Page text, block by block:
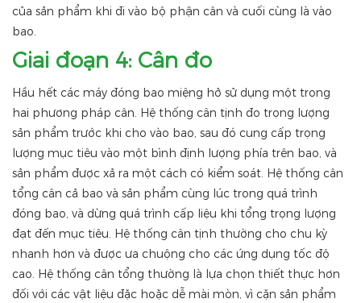
của sản phẩm khi đi vào bộ phận cân và cuối cùng là vào
bao.
Giai đoạn 4: Cân đo
Hầu hết các máy đóng bao miệng hở sử dụng một trong
hai phương pháp cân. Hệ thống cân tịnh đo trọng lượng
sản phẩm trước khi cho vào bao, sau đó cung cấp trọng
lượng mục tiêu vào một bình định lượng phía trên bao, và
sản phẩm được xả ra một cách có kiểm soát. Hệ thống cân
tổng cân cả bao và sản phẩm cùng lúc trong quá trình
đóng bao, và dừng quá trình cấp liệu khi tổng trọng lượng
đạt đến mục tiêu. Hệ thống cân tịnh thường cho chu kỳ
nhanh hơn và được ưa chuộng cho các ứng dụng tốc độ
cao. Hệ thống cân tổng thường là lựa chọn thiết thực hơn
đối với các vật liệu đặc hoặc dễ mài mòn, vì cặn sản phẩm